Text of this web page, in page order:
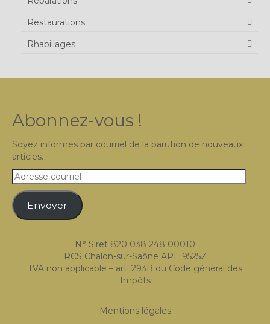
Restaurations
Rhabillages
Abonnez-vous !
Soyez informés par courriel de la parution de nouveaux
articles.
Adresse
courriel
Envoyer
N° Siret 820 038 248 00010
RCS Chalon-sur-Saône APE 9525Z
TVA non applicable – art. 293B du Code général des
Impôts
Mentions légales